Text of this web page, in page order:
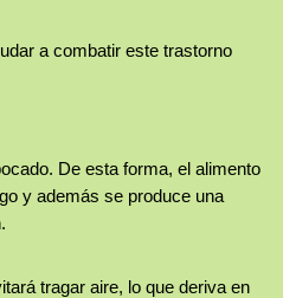
a combatir este trastorno
De esta forma, el alimento
y además se produce una
tragar aire, lo que deriva en